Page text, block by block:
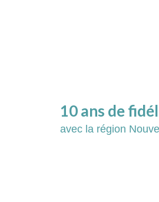
10 ans de
avec la région